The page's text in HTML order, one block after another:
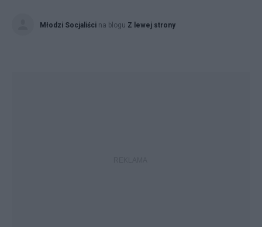
Młodzi Socjaliści na blogu Z lewej strony